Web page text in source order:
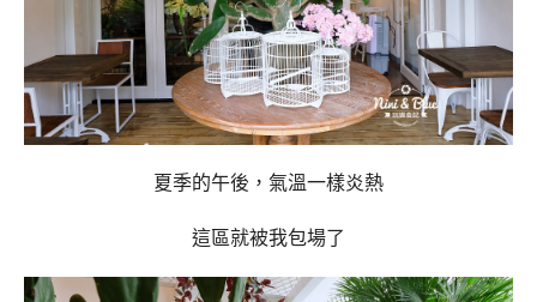
夏季的午後，氣溫一樣炎熱
這區就被我包場了